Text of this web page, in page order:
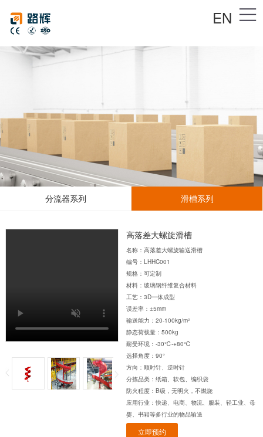
EN
分流器系列 滑槽系列
高落差大螺旋滑槽
名称：高落差大螺旋输送滑槽
编号：LHHC001
规格：可定制
材料：玻璃钢纤维复合材料
工艺：3D一体成型
误差率：±5mm
输送能力：20-100kg/m²
静态荷载量：500kg
耐受环境：-30℃-+80℃
选择角度：90°
方向：顺时针、逆时针
分拣品类：纸箱、软包、编织袋
防火程度：B级，无明火，不燃烧
应用行业：快递、电商、物流、服装、轻工业、母
婴、书籍等多行业的物品输送
立即预约